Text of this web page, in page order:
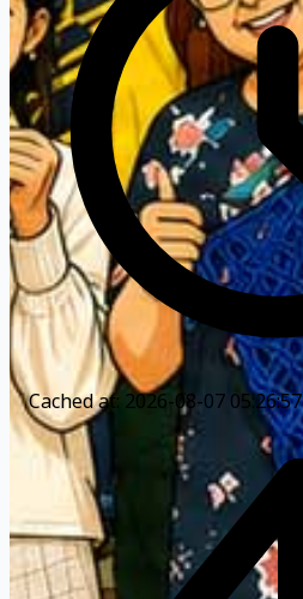
Cached at: 2026-08-07 05:26:57